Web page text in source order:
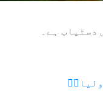
دستیاب ہے۔